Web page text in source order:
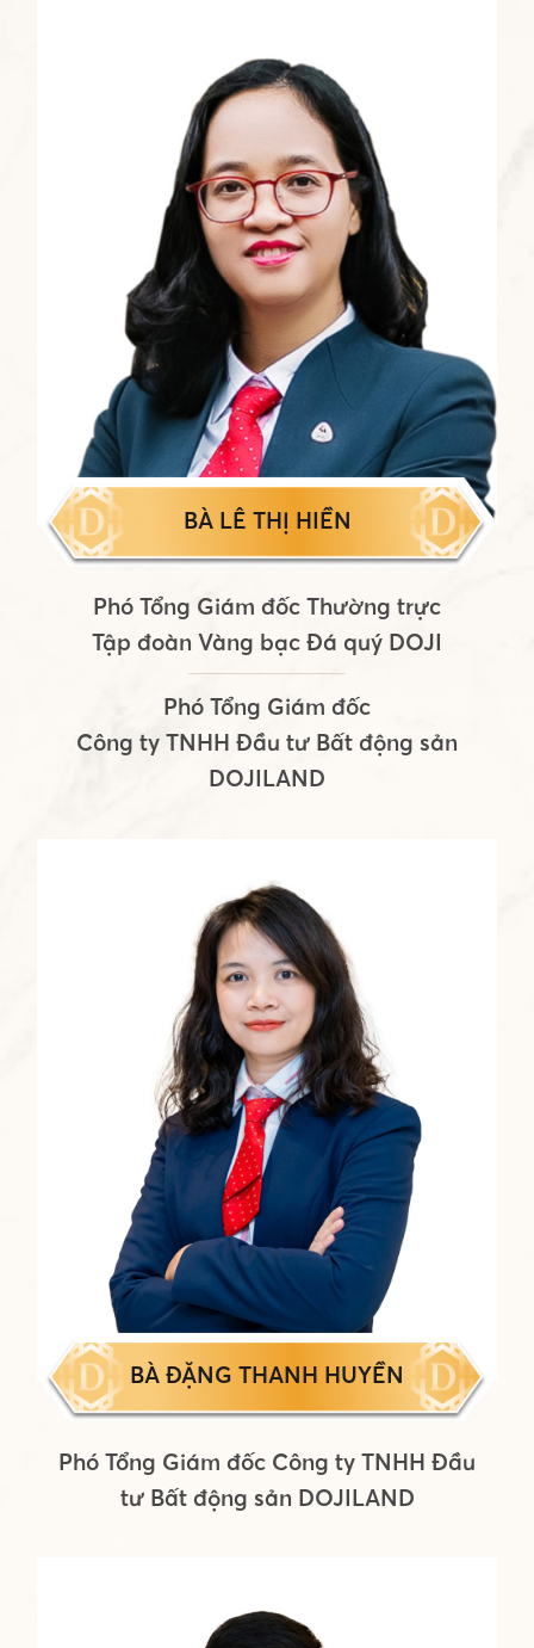
BÀ LÊ THỊ HIỀN
Phó Tổng Giám đốc Thường trực
Tập đoàn Vàng bạc Đá quý DOJI
Phó Tổng Giám đốc
Công ty TNHH Đầu tư Bất động sản
DOJILAND
BÀ ĐẶNG THANH HUYỀN
Phó Tổng Giám đốc Công ty TNHH Đầu
tư Bất động sản DOJILAND